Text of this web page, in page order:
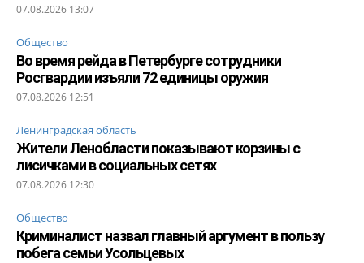
07.08.2026 13:07
Общество
Во время рейда в Петербурге сотрудники
Росгвардии изъяли 72 единицы оружия
07.08.2026 12:51
Ленинградская область
Жители Ленобласти показывают корзины с
лисичками в социальных сетях
07.08.2026 12:30
Общество
Криминалист назвал главный аргумент в пользу
побега семьи Усольцевых